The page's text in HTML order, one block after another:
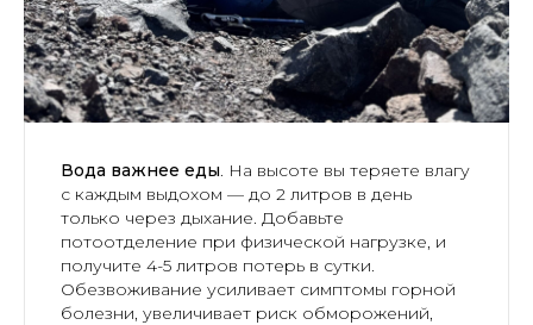
Вода важнее еды. На высоте вы теряете влагу
с каждым выдохом — до 2 литров в день
только через дыхание. Добавьте
потоотделение при физической нагрузке, и
получите 4-5 литров потерь в сутки.
Обезвоживание усиливает симптомы горной
болезни, увеличивает риск обморожений,